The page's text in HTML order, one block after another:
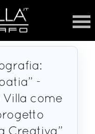
-
come
Creativa”